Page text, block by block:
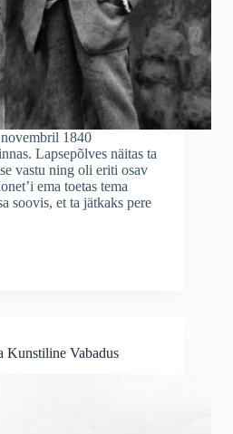
1840
Lapsepõlves näitas ta
vastu ning oli eriti osav
ema toetas tema
soovis, et ta jätkaks pere
Vabadus